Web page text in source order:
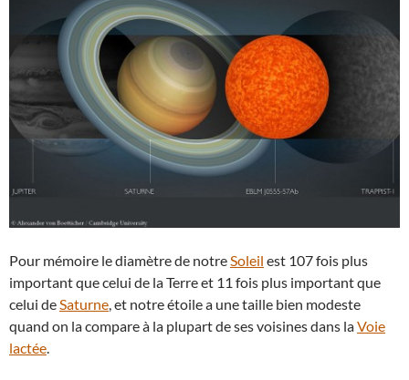
Pour mémoire le diamètre de notreSoleil est 107 fois plus
important que celui de la Terre et 11 fois plus important que
celui deSaturne, et notre étoile a une taille bien modeste
quand on la compare à la plupart de ses voisines dans laVoie
lactée.